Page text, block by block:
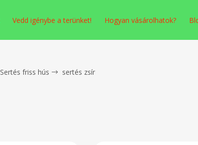
Vedd igénybe a terünket! Hogyan vásárolhatok?
Sertés friss hús sertés zsír